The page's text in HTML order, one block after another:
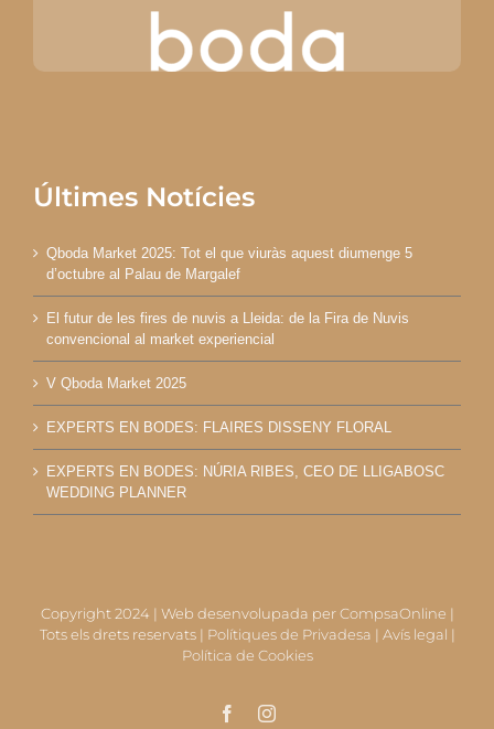
Últimes Notícies
Qboda Market 2025: Tot el que viuràs aquest diumenge 5
d’octubre al Palau de Margalef
El futur de les fires de nuvis a Lleida: de la Fira de Nuvis
convencional al market experiencial
V Qboda Market 2025
EXPERTS EN BODES: FLAIRES DISSENY FLORAL
EXPERTS EN BODES: NÚRIA RIBES, CEO DE LLIGABOSC
WEDDING PLANNER
Copyright 2024 | Web desenvolupada perCompsaOnline |
Tots els drets reservats | Polítiques de Privadesa | Avís legal |
Política de Cookies
FacebookInstagram